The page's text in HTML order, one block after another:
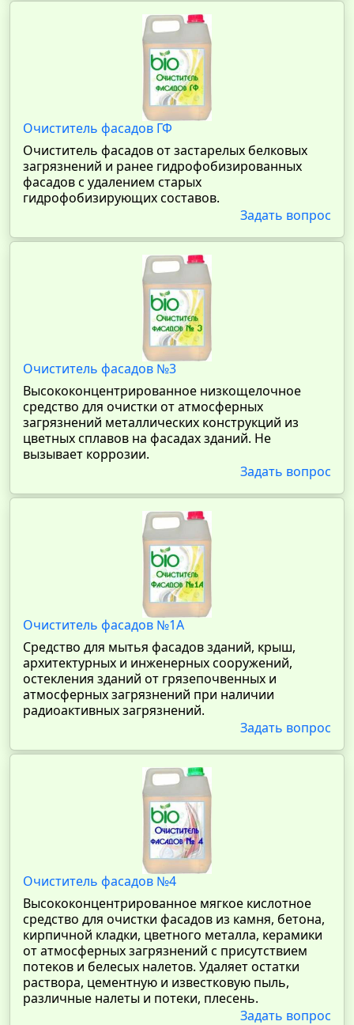
Очиститель фасадов ГФ
Очиститель фасадов от застарелых белковых
загрязнений и ранее гидрофобизированных
фасадов с удалением старых
гидрофобизирующих составов.
Задать вопрос
Очиститель фасадов №3
Высококонцентрированное низкощелочное
средство для очистки от атмосферных
загрязнений металлических конструкций из
цветных сплавов на фасадах зданий. Не
вызывает коррозии.
Задать вопрос
Очиститель фасадов №1А
Средство для мытья фасадов зданий, крыш,
архитектурных и инженерных сооружений,
остекления зданий от грязепочвенных и
атмосферных загрязнений при наличии
радиоактивных загрязнений.
Задать вопрос
Очиститель фасадов №4
Высококонцентрированное мягкое кислотное
средство для очистки фасадов из камня, бетона,
кирпичной кладки, цветного металла, керамики
от атмосферных загрязнений с присутствием
потеков и белесых налетов. Удаляет остатки
раствора, цементную и известковую пыль,
различные налеты и потеки, плесень.
Задать вопрос